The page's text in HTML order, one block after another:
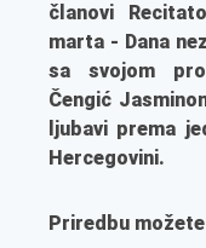
članovi
marta - Dana
sa svojom
Čengić
ljubavi prema
Hercegovini.
Priredbu